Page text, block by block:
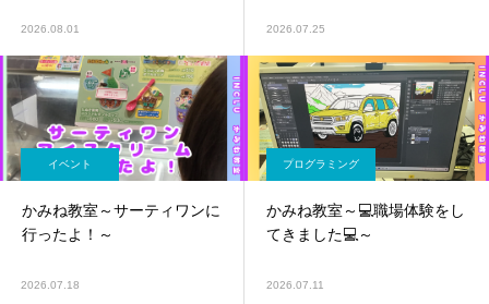
2026.08.01 2026.07.25
イベント
かみね教室～サーティワンに
行ったよ！～
2026.07.18
プログラミング
かみね教室～💻職場体験をし
てきました💻～
2026.07.11